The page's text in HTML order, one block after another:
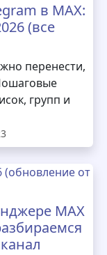
в MAX:
(все
перенести,
групп и
MAX